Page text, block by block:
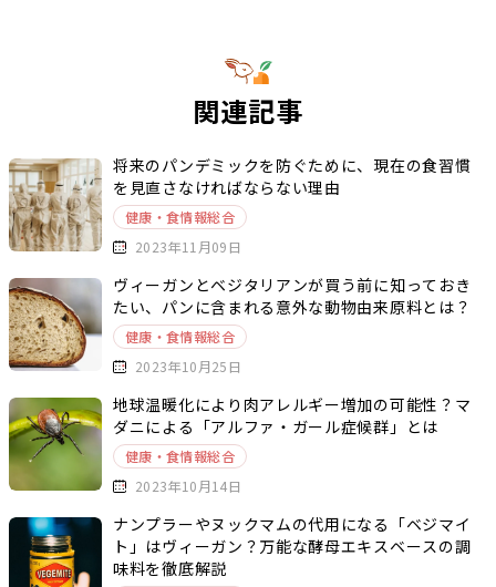
関連記事
将来のパンデミックを防ぐために、現在の食習慣
を見直さなければならない理由
健康・食情報総合
2023年11月09日
ヴィーガンとベジタリアンが買う前に知っておき
たい、パンに含まれる意外な動物由来原料とは？
健康・食情報総合
2023年10月25日
地球温暖化により肉アレルギー増加の可能性？マ
ダニによる「アルファ・ガール症候群」とは
健康・食情報総合
2023年10月14日
ナンプラーやヌックマムの代用になる「ベジマイ
ト」はヴィーガン？万能な酵母エキスベースの調
味料を徹底解説